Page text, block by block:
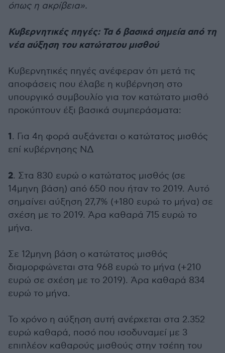
όπως η ακρίβεια».
Κυβερνητικές πηγές: Τα 6 βασικά σημεία από τη
νέα αύξηση του κατώτατου μισθού
Κυβερνητικές πηγές ανέφεραν ότι μετά τις
αποφάσεις που έλαβε η κυβέρνηση στο
υπουργικό συμβουλίο για τον κατώτατο μισθό
προκύπτουν έξι βασικά συμπεράσματα:
1. Για 4η φορά αυξάνεται ο κατώτατος μισθός
επί κυβέρνησης ΝΔ
2. Στα 830 ευρώ ο κατώτατος μισθός (σε
14μηνη βάση) από 650 που ήταν το 2019. Αυτό
σημαίνει αύξηση 27,7% (+180 ευρώ το μήνα) σε
σχέση με το 2019. Άρα καθαρά 715 ευρώ το
μήνα.
Σε 12μηνη βάση ο κατώτατος μισθός
διαμορφώνεται στα 968 ευρώ το μήνα (+210
ευρώ σε σχέση με το 2019). Άρα καθαρά 834
ευρώ το μήνα.
Το χρόνο η αύξηση αυτή ανέρχεται στα 2.352
ευρώ καθαρά, ποσό που ισοδυναμεί με 3
επιπλέον καθαρούς μισθούς στην τσέπη του